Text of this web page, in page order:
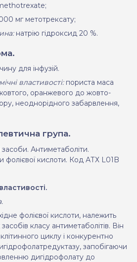
мг метотрексату;
натрію гідроксид 20 %.
для інфузій.
властивості: пориста маса
оранжевого до жовто-
неоднорідного забарвлення,
група.
Антиметаболіти.
фолієвої кислоти. Код АТХ L01B
фолієвої кислоти, належить
класу антиметаболітів. Він
циклу і конкурентно
запобігаючи
дигідрофолату до